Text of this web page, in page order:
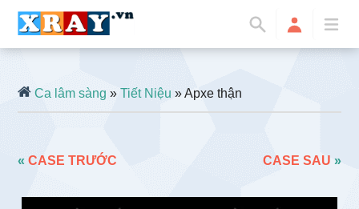
Ca lâm sàng »Tiết Niệu » Apxe thận
«CASE TRƯỚC CASE SAU »